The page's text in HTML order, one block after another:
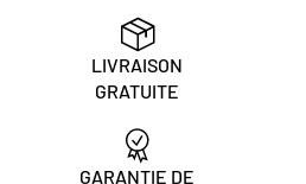
LIVRAISON
GRATUITE
GARANTIE DE